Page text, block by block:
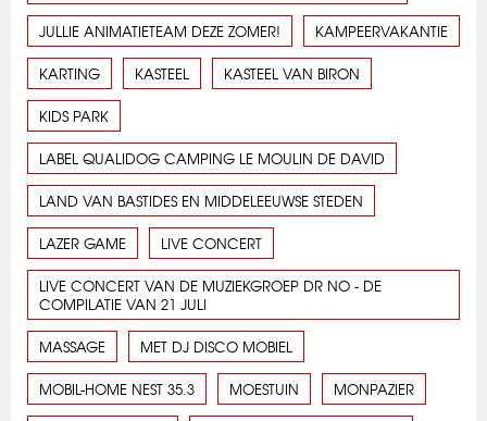
JULLIE ANIMATIETEAM DEZE ZOMER! KAMPEERVAKANTIE
KARTING KASTEEL KASTEEL VAN BIRON
KIDS PARK
LABEL QUALIDOG CAMPING LE MOULIN DE DAVID
LAND VAN BASTIDES EN MIDDELEEUWSE STEDEN
LAZER GAME LIVE CONCERT
LIVE CONCERT VAN DE MUZIEKGROEP DR NO - DE
COMPILATIE VAN 21 JULI
MASSAGE MET DJ DISCO MOBIEL
MOBIL-HOME NEST 35.3 MOESTUIN MONPAZIER